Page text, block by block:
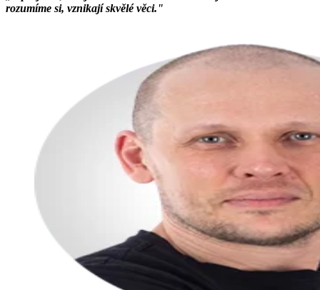
rozumíme si, vznikají skvělé věci."